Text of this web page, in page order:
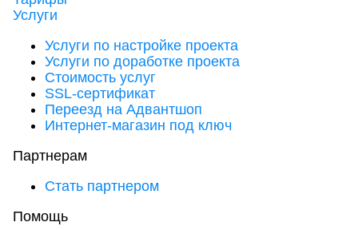
Услуги
Услуги по настройке проекта
Услуги по доработке проекта
Стоимость услуг
SSL-сертификат
Переезд на Адвантшоп
Интернет-магазин под ключ
Партнерам
Стать партнером
Помощь